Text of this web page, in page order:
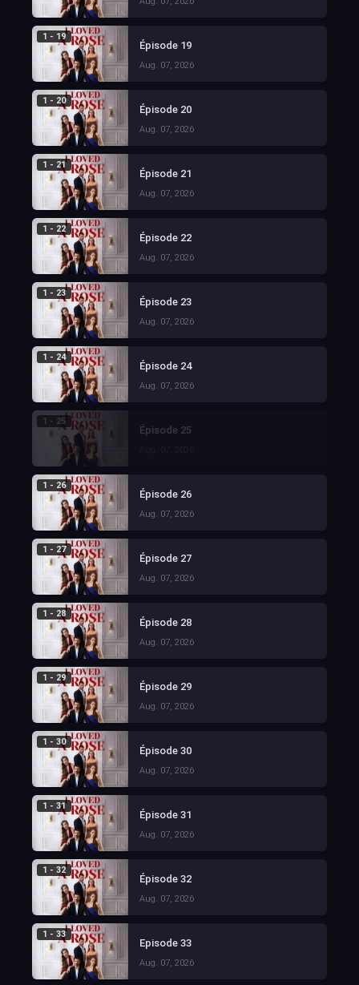
1 - 19
Épisode 19
Aug. 07, 2026
1 - 20
Épisode 20
Aug. 07, 2026
1 - 21
Épisode 21
Aug. 07, 2026
1 - 22
Épisode 22
Aug. 07, 2026
1 - 23
Épisode 23
Aug. 07, 2026
1 - 24
Épisode 24
Aug. 07, 2026
1 - 25
Épisode 25
1 - 26
Épisode 26
Aug. 07, 2026
1 - 27
Épisode 27
Aug. 07, 2026
1 - 28
Épisode 28
Aug. 07, 2026
1 - 29
Épisode 29
Aug. 07, 2026
1 - 30
Épisode 30
Aug. 07, 2026
1 - 31
Épisode 31
Aug. 07, 2026
1 - 32
Épisode 32
Aug. 07, 2026
1 - 33
Episode 33
Aug. 07, 2026